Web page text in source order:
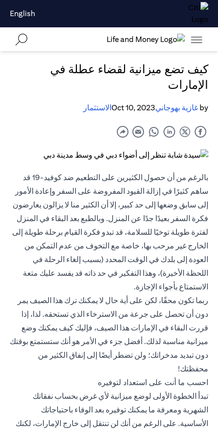
English
كيف تضع ميزانية لقضاء عطلة في
الإمارات
by غازية بهوجانيOct 10, 2023الاستثمار
بالرغم من أن حصول الكثيرين على التطعيم ضد كوفيد-19 قد
ساهم كثيرًا في إزالة القيود المفروضة على السفر وإعادة الأمور
إلى سابق وضعها إلى حد كبير، إلا أن الكثير منا لا يزالون يعارضون
فكرة السفر بعيدًا جدًا عن المنزل. وبالطبع بعد البقاء في المنزل
لفترة طويلة توخيًا للسلامة، قد تبدو فكرة القيام برحلة طويلة إلى
الخارج غير مرحب بها، خاصة مع التخوف من عدم التمكن من
العودة إلى بلدك في الوقت المحدد (بسبب إلغاء الرحلة في
اللحظة الأخيرة)، وهذا التفكير في حد ذاته قد يفسد عليك متعة
الاستمتاع بأجواء الإجازة.
ربما تكون محقًا، لكن على أية حال لا يمكنك ترك هذا الصيف يمر
دون أن تحصل على جرعة من الاسترخاء الذي تستحقه. لذا، إذا
قررت البقاء في الإمارات هذا الصيف، فإليك كيف يمكنك وضع
ميزانية مناسبة لذلك. أفضل جزء في الأمر هو أنك ستستمتع بوقتك
دون تبديد مدخراتك؛ ولن تضطر أيضًا إلى إنفاق الكثير من
محفظتك!
احسب ما أنت على استعداد لتوفيره
تبدأ الخطوة الأولى لوضع ميزانية لأي غرض بحساب نفقاتك
الشهرية ومعرفة ما يمكنك توفيره بعد الوفاء باحتياجاتك
الأساسية. على الرغم من أنك لن تنتقل إلى خارج الإمارات، لكنك